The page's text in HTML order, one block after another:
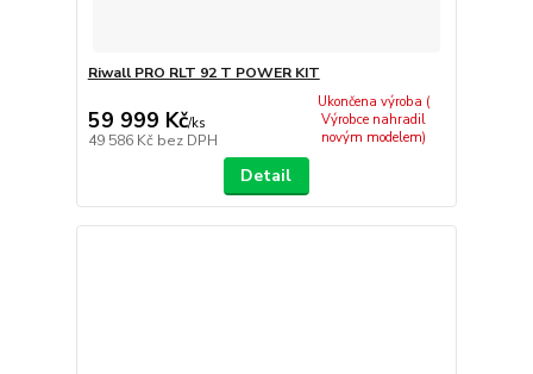
Riwall PRO RLT 92 T POWER KIT
59 999 Kč/ks
49 586 Kč bez DPH
Ukončena výroba (
Výrobce nahradil
novým modelem)
Detail